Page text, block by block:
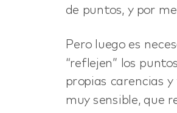
de puntos, y por
Pero luego es
“reflejen” los
propias carencias
muy sensible, que